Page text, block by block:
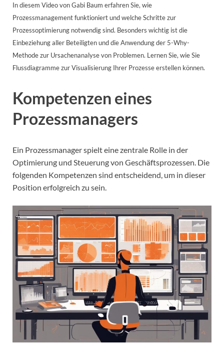
In diesem Video von Gabi Baum erfahren Sie, wie
Prozessmanagement funktioniert und welche Schritte zur
Prozessoptimierung notwendig sind. Besonders wichtig ist die
Einbeziehung aller Beteiligten und die Anwendung der 5-Why-
Methode zur Ursachenanalyse von Problemen. Lernen Sie, wie Sie
Flussdiagramme zur Visualisierung Ihrer Prozesse erstellen können.
Kompetenzen eines
Prozessmanagers
Ein Prozessmanager spielt eine zentrale Rolle in der
Optimierung und Steuerung von Geschäftsprozessen. Die
folgenden Kompetenzen sind entscheidend, um in dieser
Position erfolgreich zu sein.